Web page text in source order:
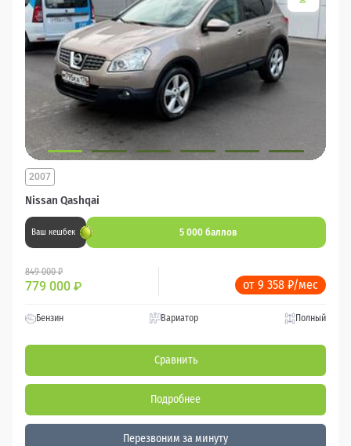
Nissan Qashqai
2007
Ваш кешбек 5 000 баллов
849 000 ₽
779 000 ₽ от 9 358 ₽/мес
Бензин Вариатор Полный
Сравнить
Подробнее
Перезвоним за минуту